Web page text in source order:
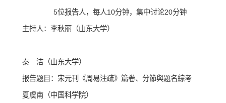
5位报告人，每人10分钟，集中讨论20分钟
主持人：李秋丽（山东大学）
秦 洁（山东大学）
报告题目：宋元刊《周易注疏》篇卷、分節與題名綜考
夏虞南（中国科学院）